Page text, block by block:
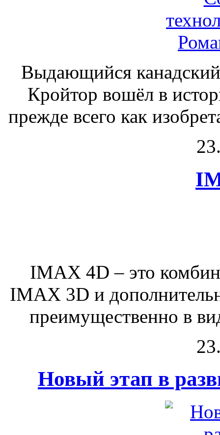
Выдающийся
Кройтор вошёл в
прежде всего как
IMAX 4D – это
IMAX 3D и
преимущественно в
Новый этап в